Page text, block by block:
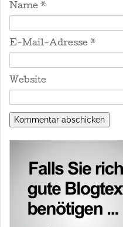
Name *
E-Mail-Adresse *
Website